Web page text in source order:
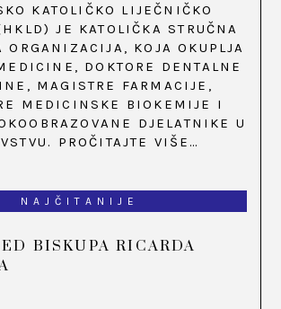
KATOLIČKO LIJEČNIČKO
JE KATOLIČKA STRUČNA
ORGANIZACIJA, KOJA OKUPLJA
DOKTORE DENTALNE
MAGISTRE FARMACIJE,
MEDICINSKE BIOKEMIJE I
DJELATNIKE U
PROČITAJTE VIŠE…
NAJČITANIJE
BISKUPA RICARDA